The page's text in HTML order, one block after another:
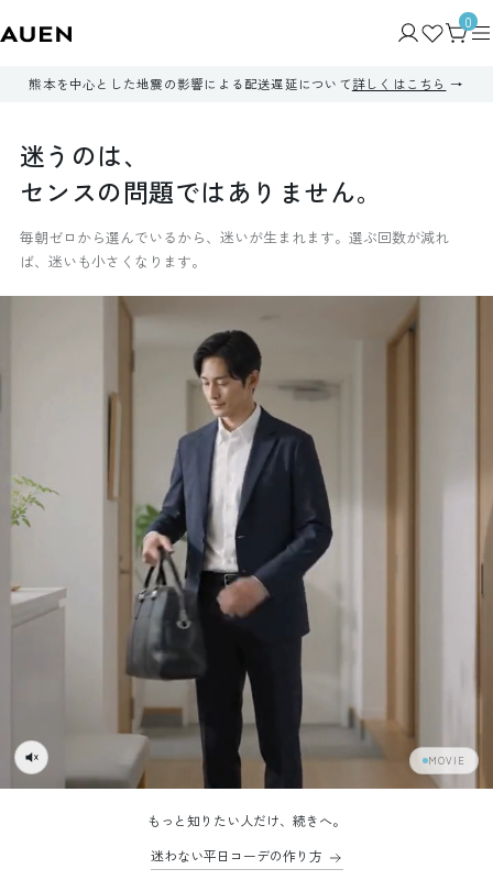
0
熊本を中心とした地震の影響による配送遅延について詳しくはこちら
迷う のは、
セ ンスの問題ではあ り ません。
毎朝ゼロから選んでいるから、迷いが生まれます。選ぶ回数が減れ
ば、迷いも小さくなります。
MOVIE
もっと知りたい人だけ、続きへ。
迷わない平日コーデの作り方